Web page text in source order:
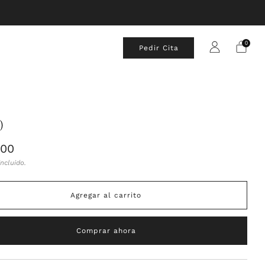
Pedir Cita
0
Agregar al carrito
Comprar ahora